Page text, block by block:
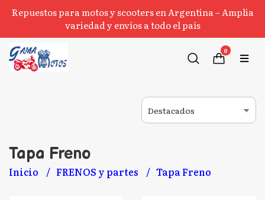
Repuestos para motos y scooters en Argentina – Amplia
variedad y envíos a todo el país
0
Tapa Freno
Inicio FRENOS y partes Tapa Freno